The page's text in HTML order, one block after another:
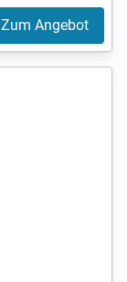
Zum Angebot